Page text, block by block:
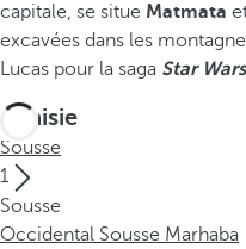
capitale, se situe Matmata
excavées dans les
Lucas pour la saga Star Wars
Tunisie
Sousse
1
Sousse
Occidental Sousse Marhaba